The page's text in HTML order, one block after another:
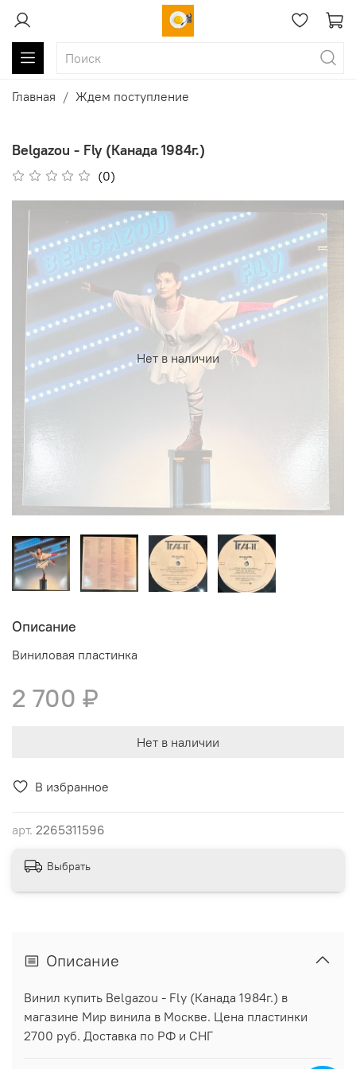
Главная Ждем поступление
Belgazou - Fly (Канада 1984г.)
(0)
В избранное
арт. 2265311596
Нет в наличии
Описание
Виниловая пластинка
2 700 ₽
Нет в наличии
Выбрать
Описание
Винил купить Belgazou - Fly (Канада 1984г.) в
магазине Мир винила в Москве. Цена пластинки
2700 руб. Доставка по РФ и СНГ